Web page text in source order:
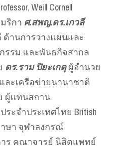
Weill Cornell
ริกา ศ.สพญ.ดร.เกวลี
านการวางแผนและ
รรม และพันธกิจสากล
ดร.ราม ปิยะเกตุผู้อำนวย
ละเครือข่ายนานาชาติ
ผู้แทนสถาน
ะจำประเทศไทย British
าษา จุฬาลงกรณ์
ร คณาจารย์ นิสิตแพทย์